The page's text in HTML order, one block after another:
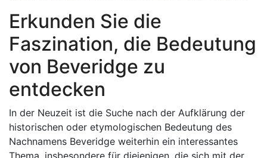
Erkunden Sie die
Faszination, die Bedeutung
von Beveridge zu
entdecken
In der Neuzeit ist die Suche nach der Aufklärung der
historischen oder etymologischen Bedeutung des
Nachnamens Beveridge weiterhin ein interessantes
Thema, insbesondere für diejenigen, die sich mit der